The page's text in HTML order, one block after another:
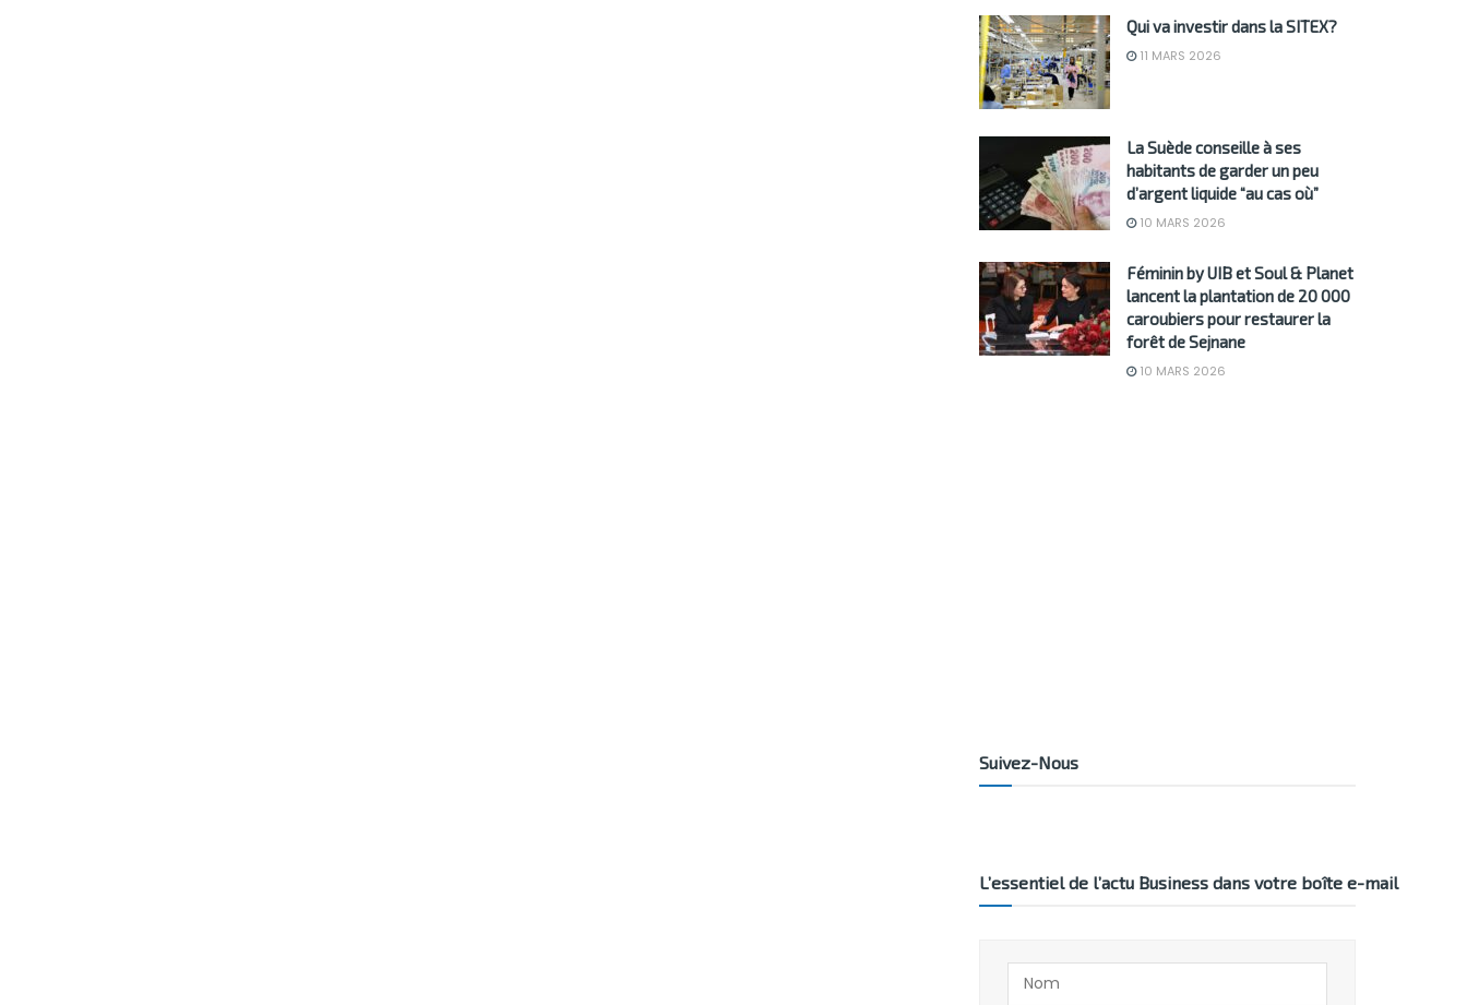
Qui va investir dans la SITEX?
11 MARS 2026
La Suède conseille à ses
habitants de garder un peu
d’argent liquide “au cas où”
10 MARS 2026
Féminin by UIB et Soul & Planet
lancent la plantation de 20 000
caroubiers pour restaurer la
forêt de Sejnane
10 MARS 2026
Suivez-Nous
L’essentiel de l’actu Business dans votre boîte e-mail